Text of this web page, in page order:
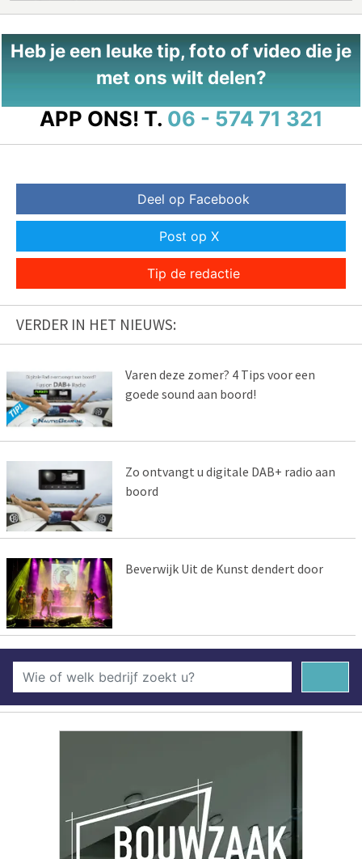
Heb je een leuke tip, foto of video die je
met ons wilt delen?
APP ONS! T. 06 - 574 71 321
Deel op Facebook
Post op X
Tip de redactie
VERDER IN HET NIEUWS:
Varen deze zomer? 4 Tips voor een
goede sound aan boord!
Zo ontvangt u digitale DAB+ radio aan
boord
Beverwijk Uit de Kunst dendert door